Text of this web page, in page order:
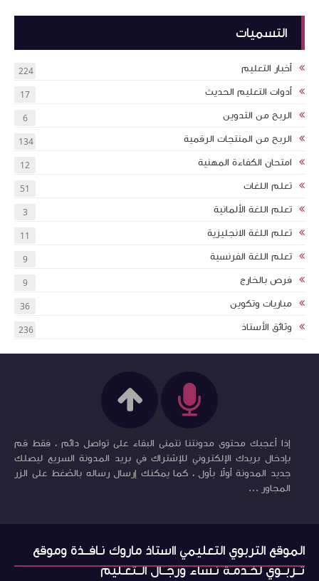
التسميات
أخبار التعليم 224
أدوات التعليم الحديث 17
الربح من التدوين 6
الربح من المنتجات الرقمية 134
امتحان الكفاءة المهنية 12
تعلم اللغات 51
تعلم اللغة الألمانية 3
تعلم اللغة الانجليزية 11
تعلم اللغة الفرنسية 9
فرص بالخارج 9
مباريات وتكوين 36
وثائق الأستاذ 236
إذا أعجبك محتوى مدونتنا نتمنى البقاء على تواصل دائم ، فقط قم
بإدخال بريدك الإلكتروني للإشتراك في بريد المدونة السريع ليصلك
جديد المدونة أولاً بأول ، كما يمكنك إرسال رساله بالضغط على الزر
المجاور ...
الموقع التربوي التعليمي ااستاذ ماروك نـافــذة وموقع
تــربــوي لخـدمـة نـساء ورجــال الــتعـليم